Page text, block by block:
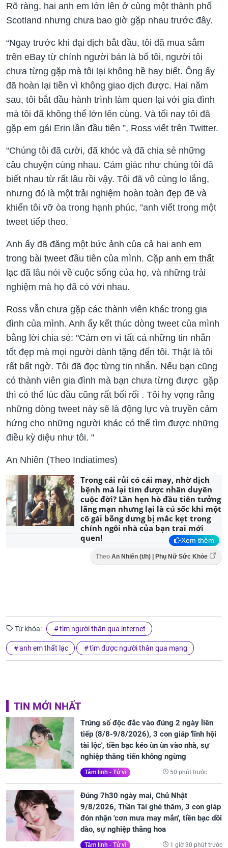
Rõ ràng, hai anh em lớn lên ở cùng một thành phố
Scotland nhưng chưa bao giờ gặp nhau trước đây.
“Ngay trước khi đại dịch bắt đầu, tôi đã mua sắm
trên eBay từ chính người bán là bố tôi, người tôi
chưa từng gặp mà tôi lại không hề hay biết. Ông ấy
đã hoàn lại tiền vì không giao dịch được. Hai năm
sau, tôi bắt đầu hành trình làm quen lại với gia đình
mà tôi đã không thể lớn lên cùng. Và tối nay tôi đã
gặp em gái Erin lần đầu tiên ”, Ross viết trên Twitter.
“Chúng tôi đã cười, đã khóc và đã chia sẻ những
câu chuyện cùng nhau. Cảm giác như chúng tôi đã
biết nhau từ rất lâu rồi vậy. Tôi đã vô cùng lo lắng,
nhưng đó là một trải nghiệm hoàn toàn đẹp đẽ và
khiến tôi vỡ òa trong hạnh phúc, ”anh viết trong một
tweet tiếp theo.
Anh ấy đã đăng một bức ảnh của cả hai anh em
trong bài tweet đầu tiên của mình. Cặp anh em thất
lạc đã lâu nói về cuộc sống của họ, và những trải
nghiệm mà họ đã có với nhau.
Ross vẫn chưa gặp các thành viên khác trong gia
đình của mình. Anh ấy kết thúc dòng tweet của mình
bằng lời chia sẻ: "Cảm ơn vì tất cả những tin nhắn
tốt đẹp mà mọi người dành tặng đến tôi. Thật là tôi
rất bất ngờ. Tôi đã đọc từng tin nhắn. Nếu bạn cũng
có thành viên gia đình mà bạn chưa từng được gặp
thì có thể lúc đầu cũng rất bối rối . Tôi hy vọng rằng
những dòng tweet này sẽ là động lực và truyền cảm
hứng cho những người khác có thể tìm được những
điều kỳ diệu như tôi. "
An Nhiên (Theo Indiatimes)
Trong cái rủi có cái may, nhờ dịch
bệnh mà lại tìm được nhân duyên
cuộc đời? Lần hẹn hò đầu tiên tưởng
lãng mạn nhưng lại là cú sốc khi một
cô gái bỗng dưng bị mắc kẹt trong
chính ngôi nhà của bạn trai mới
quen!
Xem thêm
Theo An Nhiên (t/h) | Phụ Nữ Sức Khỏe
Từ khóa: tìm người thân qua internet
anh em thất lạc tìm được người thân qua mạng
TIN MỚI NHẤT
Trúng số độc đắc vào đúng 2 ngày liên
tiếp (8/8-9/8/2026), 3 con giáp 'lĩnh hội
tài lộc', tiền bạc kéo ùn ùn vào nhà, sự
nghiệp thăng tiến không ngừng
Tâm linh - Tử vi 50 phút trước
Đúng 7h30 ngày mai, Chủ Nhật
9/8/2026, Thần Tài ghé thăm, 3 con giáp
đón nhận 'cơn mưa may mắn', tiền bạc dồi
dào, sự nghiệp thăng hoa
Tâm linh - Tử vi 1 giờ 30 phút trước